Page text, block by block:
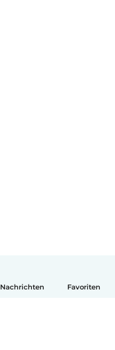
Nachrichten Favoriten